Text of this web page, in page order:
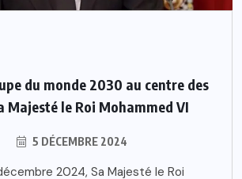
du monde 2030 au centre des
Majesté le Roi Mohammed VI
5 DÉCEMBRE 2024
2024, Sa Majesté le Roi